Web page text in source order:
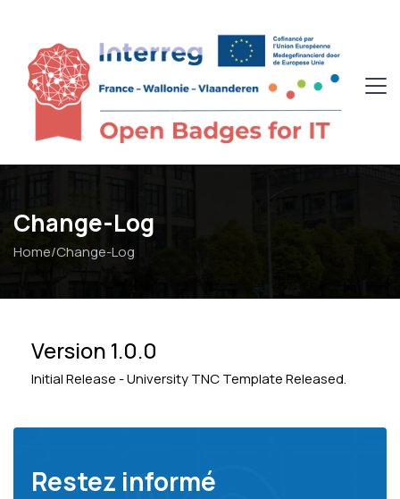
Change-Log
Home/Change-Log
Version 1.0.0
Initial Release - University TNC Template Released.
Restez informé